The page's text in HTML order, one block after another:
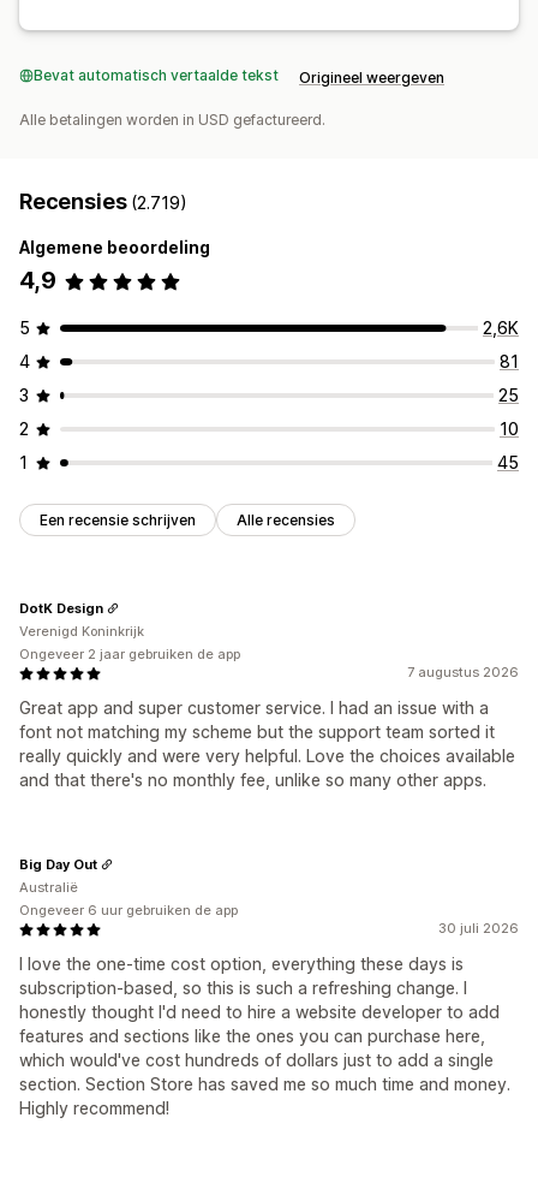
Bevat automatisch vertaalde tekst Origineel weergeven
Alle betalingen worden in USD gefactureerd.
Recensies (2.719)
Algemene beoordeling
4,9
5
2,6K
4
81
3
25
2
10
1
45
Een recensie schrijven Alle recensies
7 augustus 2026
Great app and super customer service. I had an issue with a
font not matching my scheme but the support team sorted it
really quickly and were very helpful. Love the choices available
and that there's no monthly fee, unlike so many other apps.
DotK Design
Verenigd Koninkrijk
Ongeveer 2 jaar gebruiken de app
30 juli 2026
I love the one-time cost option, everything these days is
subscription-based, so this is such a refreshing change. I
honestly thought I'd need to hire a website developer to add
features and sections like the ones you can purchase here,
which would've cost hundreds of dollars just to add a single
section. Section Store has saved me so much time and money.
Highly recommend!
Big Day Out
Australië
Ongeveer 6 uur gebruiken de app